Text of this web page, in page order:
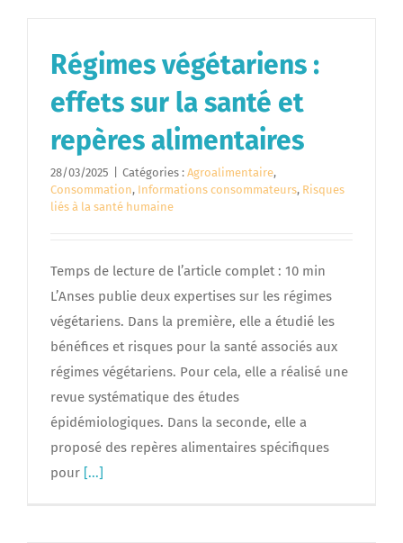
Régimes végétariens :
effets sur la santé et
repères alimentaires
28/03/2025 Catégories : Agroalimentaire,
Consommation, Informations consommateurs, Risques
liés à la santé humaine
Temps de lecture de l’article complet : 10 min
L’Anses publie deux expertises sur les régimes
végétariens. Dans la première, elle a étudié les
bénéfices et risques pour la santé associés aux
régimes végétariens. Pour cela, elle a réalisé une
revue systématique des études
épidémiologiques. Dans la seconde, elle a
proposé des repères alimentaires spécifiques
pour [...]